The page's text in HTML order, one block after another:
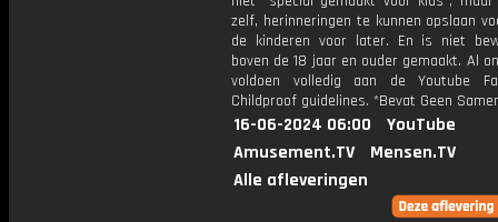
zelf, herinneringen te kunnen opslaan
de kinderen voor later. En is niet
boven de 18 jaar en ouder gemaakt. Al
voldoen volledig aan de Youtube
Childproof guidelines. *Bevat Geen
16-06-2024 06:00
YouTube
Amusement.TV
Mensen.TV
Alle afleveringen